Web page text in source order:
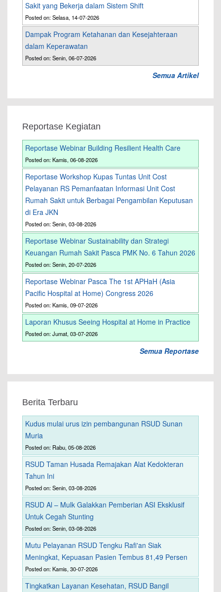
Sakit yang Bekerja dalam Sistem Shift
Posted on: Selasa, 14-07-2026
Dampak Program Ketahanan dan Kesejahteraan
dalam Keperawatan
Posted on: Senin, 06-07-2026
Semua Artikel
Reportase Kegiatan
Reportase Webinar Building Resilient Health Care
Posted on: Kamis, 06-08-2026
Reportase Workshop Kupas Tuntas Unit Cost
Pelayanan RS Pemanfaatan Informasi Unit Cost
Rumah Sakit untuk Berbagai Pengambilan Keputusan
di Era JKN
Posted on: Senin, 03-08-2026
Reportase Webinar Sustainability dan Strategi
Keuangan Rumah Sakit Pasca PMK No. 6 Tahun 2026
Posted on: Senin, 20-07-2026
Reportase Webinar Pasca The 1st APHaH (Asia
Pacific Hospital at Home) Congress 2026
Posted on: Kamis, 09-07-2026
Laporan Khusus Seeing Hospital at Home in Practice
Posted on: Jumat, 03-07-2026
Semua Reportase
Berita Terbaru
Kudus mulai urus izin pembangunan RSUD Sunan
Muria
Posted on: Rabu, 05-08-2026
RSUD Taman Husada Remajakan Alat Kedokteran
Tahun Ini
Posted on: Senin, 03-08-2026
RSUD Al – Mulk Galakkan Pemberian ASI Eksklusif
Untuk Cegah Stunting
Posted on: Senin, 03-08-2026
Mutu Pelayanan RSUD Tengku Rafi'an Siak
Meningkat, Kepuasan Pasien Tembus 81,49 Persen
Posted on: Kamis, 30-07-2026
Tingkatkan Layanan Kesehatan, RSUD Bangil